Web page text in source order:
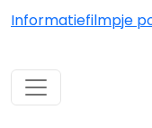
Informatiefilmpje